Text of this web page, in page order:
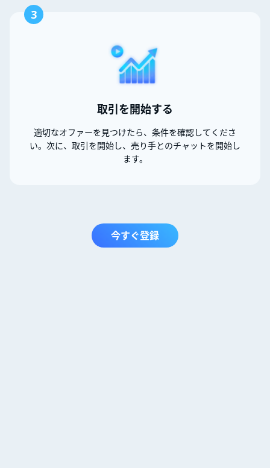
3
取引を開始する
適切なオファーを見つけたら、条件を確認してくださ
い。次に、取引を開始し、売り手とのチャットを開始し
ます。
今すぐ登録